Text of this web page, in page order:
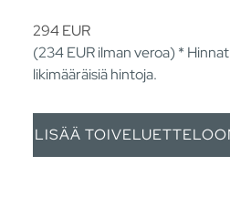
294EUR
(234EURilman veroa) *
likimääräisiä hintoja.
LISÄÄ